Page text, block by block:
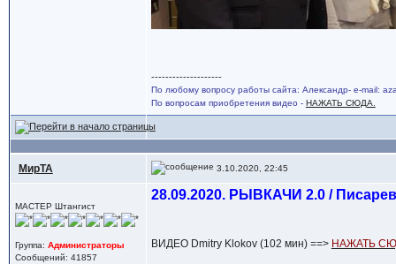
--------------------
По любому вопросу работы сайта: Александр- e-mail:
По вопросам приобретения видео - НАЖАТЬ СЮДА.
МирТА 3.10.2020, 22:45
МАСТЕР Штангист
Группа: Администраторы
Сообщений: 41857
28.09.2020. РЫВКАЧИ 2.0 /
ВИДЕО Dmitry Klokov (102 мин) ==> НАЖАТЬ